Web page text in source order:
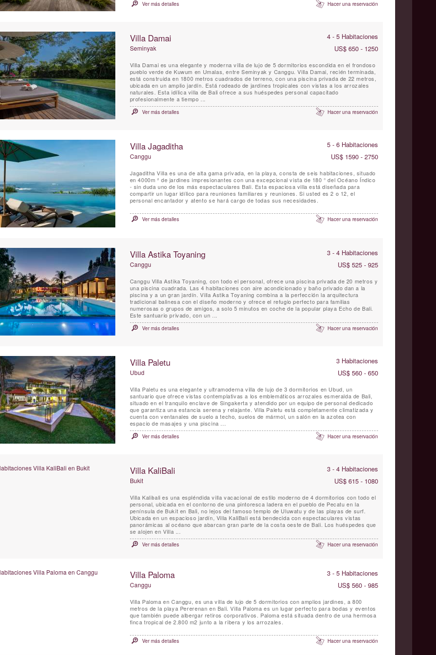
Ver más detalles Hacer una reservación
Villa Damai 4 - 5 Habitaciones
Seminyak US$ 650 - 1250
Villa Damai es una elegante y moderna villa de lujo de 5 dormitorios escondida en el frondoso
pueblo verde de Kuwum en Umalas, entre Seminyak y Canggu. Villa Damai, recién terminada,
está construida en 1800 metros cuadrados de terreno, con una piscina privada de 22 metros,
ubicada en un amplio jardín. Está rodeado de jardines tropicales con vistas a los arrozales
naturales. Esta idílica villa de Bali ofrece a sus huéspedes personal capacitado
profesionalmente a tiempo ...
Ver más detalles Hacer una reservación
Villa Jagaditha 5 - 6 Habitaciones
Canggu US$ 1590 - 2750
Jagaditha Villa es una de alta gama privada, en la playa, consta de seis habitaciones, situado
en 4000m ² de jardines impresionantes con una excepcional vista de 180 ° del Océano Índico
- sin duda uno de los más espectaculares Bali. Esta espaciosa villa está diseñada para
compartir un lugar idílico para reuniones familiares y reuniones. Si usted es 2 o 12, el
personal encantador y atento se hará cargo de todas sus necesidades.
Ver más detalles Hacer una reservación
Villa Astika Toyaning 3 - 4 Habitaciones
Canggu US$ 525 - 925
Canggu Villa Astika Toyaning, con todo el personal, ofrece una piscina privada de 20 metros y
una piscina cuadrada. Las 4 habitaciones con aire acondicionado y baño privado dan a la
piscina y a un gran jardín. Villa Astika Toyaning combina a la perfección la arquitectura
tradicional balinesa con el diseño moderno y ofrece el refugio perfecto para familias
numerosas o grupos de amigos, a solo 5 minutos en coche de la popular playa Echo de Bali.
Este santuario privado, con un ...
Ver más detalles Hacer una reservación
Villa Paletu 3 Habitaciones
Ubud US$ 560 - 650
Villa Paletu es una elegante y ultramoderna villa de lujo de 3 dormitorios en Ubud, un
santuario que ofrece vistas contemplativas a los emblemáticos arrozales esmeralda de Bali,
situado en el tranquilo enclave de Singakerta y atendido por un equipo de personal dedicado
que garantiza una estancia serena y relajante. Villa Paletu está completamente climatizada y
cuenta con ventanales de suelo a techo, suelos de mármol, un salón en la azotea con
espacio de masajes y una piscina ...
Ver más detalles Hacer una reservación
Villa KaliBali 3 - 4 Habitaciones
Bukit US$ 615 - 1080
Villa Kalibali es una espléndida villa vacacional de estilo moderno de 4 dormitorios con todo el
personal, ubicada en el contorno de una pintoresca ladera en el pueblo de Pecatu en la
península de Bukit en Bali, no lejos del famoso templo de Uluwatu y de las playas de surf.
Ubicada en un espacioso jardín, Villa KaliBali está bendecida con espectaculares vistas
panorámicas al océano que abarcan gran parte de la costa oeste de Bali. Los huéspedes que
se alojen en Villa ...
Ver más detalles Hacer una reservación
Villa Paloma 3 - 5 Habitaciones
Canggu US$ 560 - 985
Villa Paloma en Canggu, es una villa de lujo de 5 dormitorios con amplios jardines, a 800
metros de la playa Pererenan en Bali. Villa Paloma es un lugar perfecto para bodas y eventos
que también puede albergar retiros corporativos. Paloma está situada dentro de una hermosa
finca tropical de 2.800 m2 junto a la ribera y los arrozales.
Ver más detalles Hacer una reservación